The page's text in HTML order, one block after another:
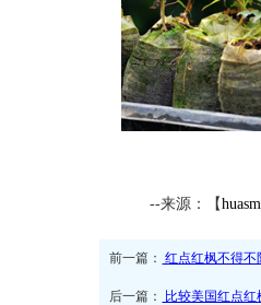
--来源：【
前一篇： 红点红枫不得
后一篇： 比较美国红点